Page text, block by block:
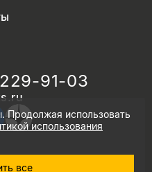
91-03
обозрение. 2026
использовать
использования
все